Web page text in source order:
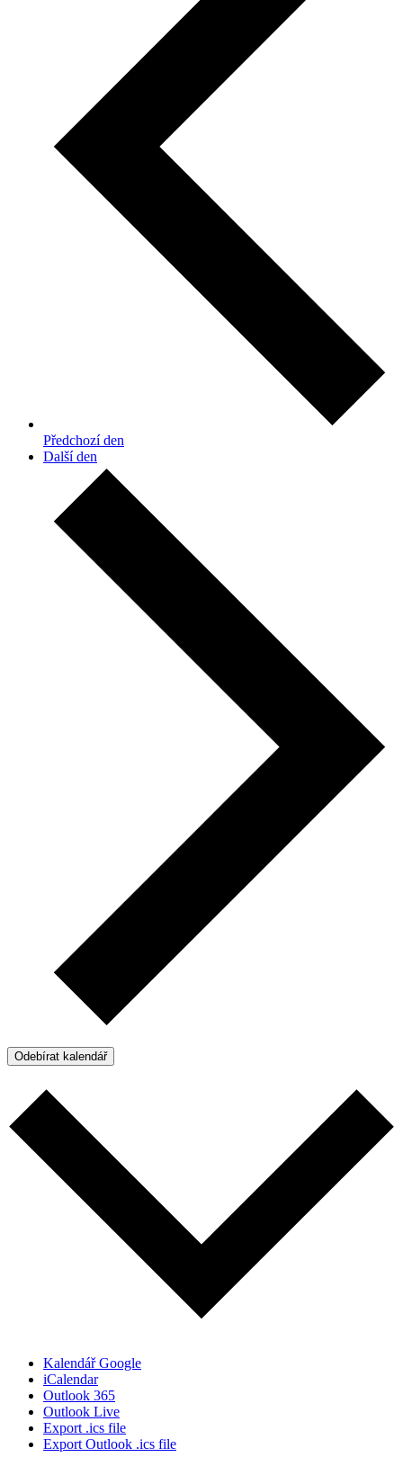
Předchozí den
Další den
Odebírat kalendář
Kalendář Google
iCalendar
Outlook 365
Outlook Live
Export .ics file
Export Outlook .ics file